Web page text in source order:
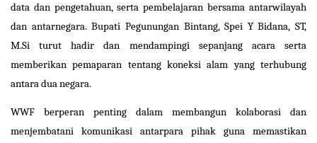
data dan pengetahuan, serta pembelajaran bersama antarwilayah
dan antarnegara. Bupati Pegunungan Bintang, Spei Y Bidana, ST,
M.Si turut hadir dan mendampingi sepanjang acara serta
memberikan pemaparan tentang koneksi alam yang terhubung
antara dua negara.
WWF berperan penting dalam membangun kolaborasi dan
menjembatani komunikasi antarpara pihak guna memastikan